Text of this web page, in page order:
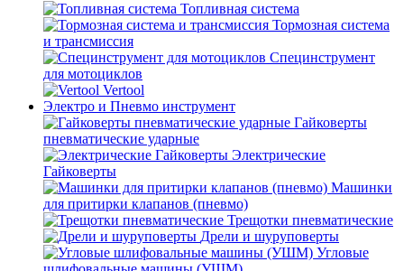
Топливная система
Тормозная система
и трансмиссия
Специнструмент
для мотоциклов
Vertool
Электро и Пневмо инструмент
Гайковерты
пневматические ударные
Электрические
Гайковерты
Машинки
для притирки клапанов (пневмо)
Трещотки пневматические
Дрели и шуруповерты
Угловые